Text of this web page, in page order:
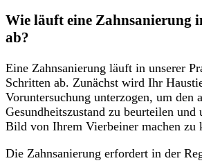
Wie läuft eine Zahnsanierung
ab?
Eine Zahnsanierung läuft in unserer
Schritten ab. Zunächst wird Ihr
Voruntersuchung unterzogen, um den
Gesundheitszustand zu beurteilen und
Bild von Ihrem Vierbeiner machen zu
Die Zahnsanierung erfordert in der